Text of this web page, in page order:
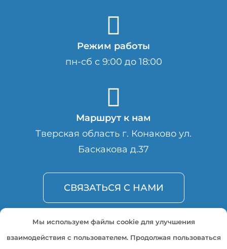
Режим работы
пн-сб с 9:00 до 18:00
Маршрут к нам
Тверская область г. Конаково ул.
Баскакова д.37
СВЯЗАТЬСЯ С НАМИ
Мы используем файлы cookie для улучшения
взаимодействия с пользователем. Продолжая пользоваться